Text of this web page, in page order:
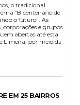
o tradicional
“Bicentenário de
o futuro”. As
corporações e grupos
abertas até esta
Limeira, por meio da
EM 25 BAIRROS